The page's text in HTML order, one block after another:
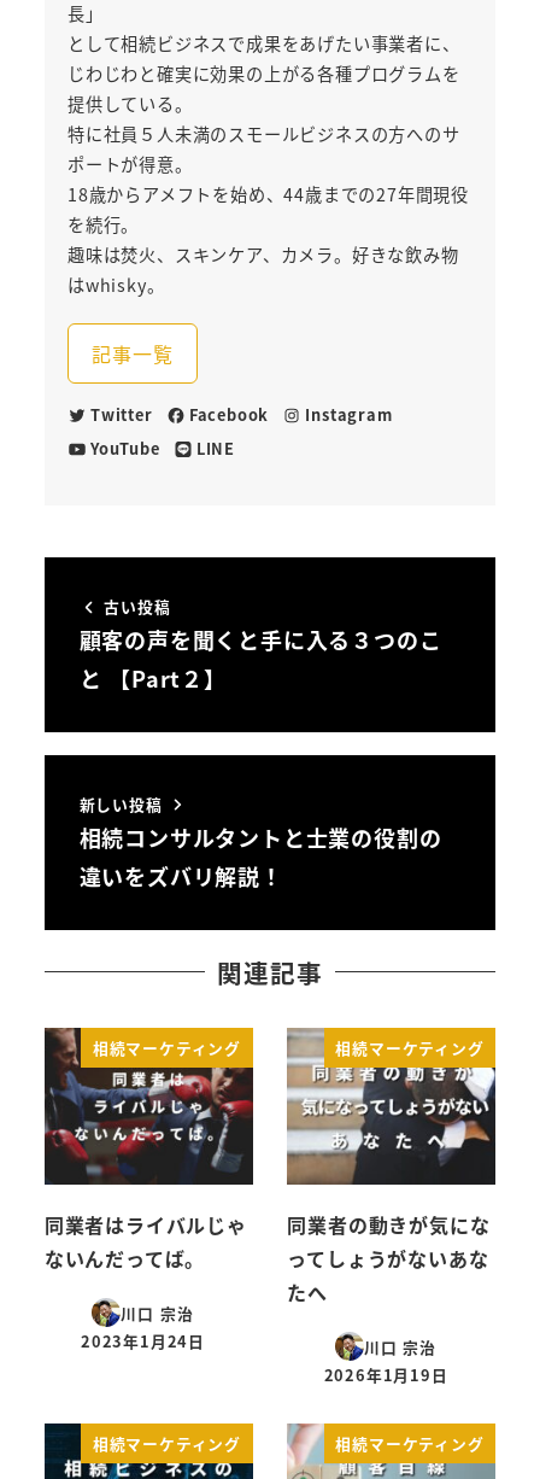
長」
として相続ビジネスで成果をあげたい事業者に、
じわじわと確実に効果の上がる各種プログラムを
提供している。
特に社員５人未満のスモールビジネスの方へのサ
ポートが得意。
18歳からアメフトを始め、44歳までの27年間現役
を続行。
趣味は焚火、スキンケア、カメラ。好きな飲み物
はwhisky。
記事一覧
Twitter Facebook
Instagram
YouTube
LINE
古い投稿
顧客の声を聞くと手に入る３つのこ
と 【Part２】
新しい投稿
相続コンサルタントと士業の役割の
違いをズバリ解説！
関連記事
相続マーケティング
同業者はライバルじゃ
ないんだってば。
川口 宗治
投稿日
2023年1月24日
相続マーケティング
同業者の動きが気にな
ってしょうがないあな
たへ
川口 宗治
投稿日
2026年1月19日
相続マーケティング 相続マーケティング